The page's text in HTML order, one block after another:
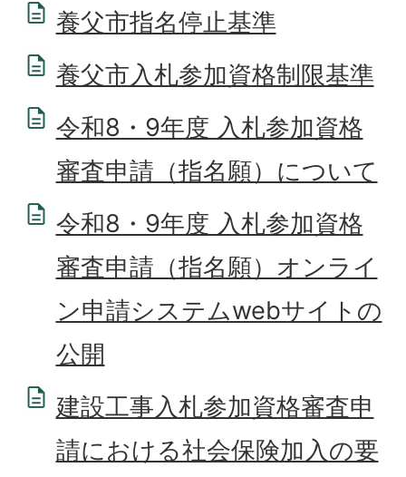
養父市指名停止基準
養父市入札参加資格制限基準
令和8・9年度 入札参加資格
審査申請（指名願）について
令和8・9年度 入札参加資格
審査申請（指名願）オンライ
ン申請システムwebサイトの
公開
建設工事入札参加資格審査申
請における社会保険加入の要